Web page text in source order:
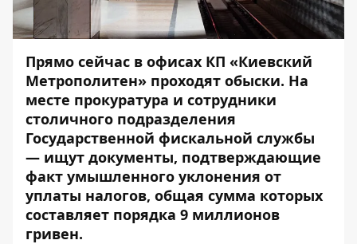
Прямо сейчас в офисах КП «Киевский
Метрополитен» проходят обыски. На
месте прокуратура и сотрудники
столичного подразделения
Государственной фискальной службы
— ищут документы, подтверждающие
факт умышленного уклонения от
уплаты налогов, общая сумма которых
составляет порядка 9 миллионов
гривен.